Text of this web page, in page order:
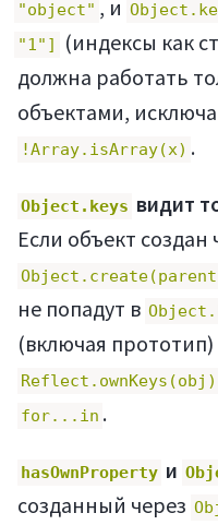
"object" , и
"1"]
(индексы как
должна работать
объектами,
!Array.isArray(x) .
Object.keys видит
Если объект создан
не попадут в
(включая прототип)
Reflect.ownKeys(obj)
for...in .
hasOwnProperty и
созданный через